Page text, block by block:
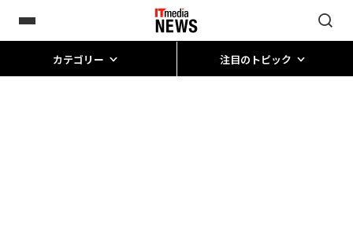
カテゴリー 注目のトピック